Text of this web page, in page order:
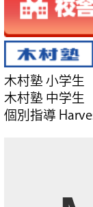
木村塾 小学生
木村塾 中学生
個別指導